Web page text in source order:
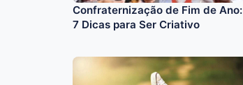
Confraternização de Fim de Ano:
7 Dicas para Ser Criativo